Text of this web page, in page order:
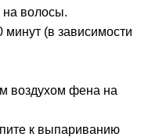
на волосы.
(в зависимости
воздухом фена на
к выпариванию